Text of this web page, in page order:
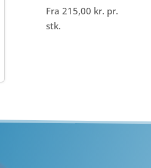
Fra215,00 kr. pr.
stk.